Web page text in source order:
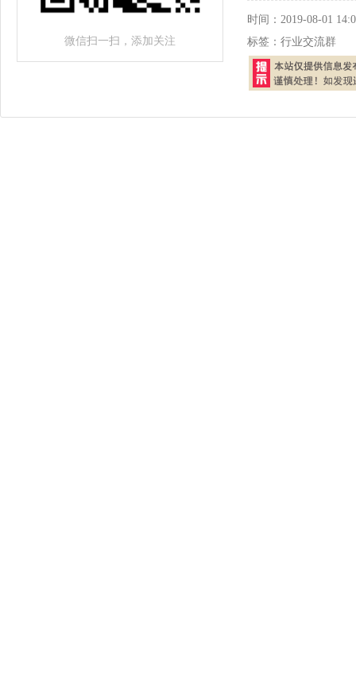
微信扫一扫，添加关注
时间： 2019-08-01
标签： 行业交流群